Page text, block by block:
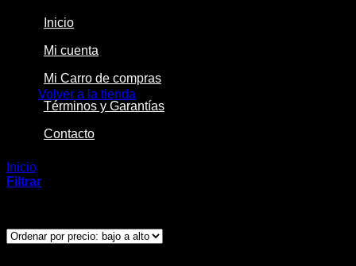
Volver a la tienda
Inicio
Mi cuenta
Mi Carro de compras
Términos y Garantías
Contacto
Inicio
Filtrar
precio: